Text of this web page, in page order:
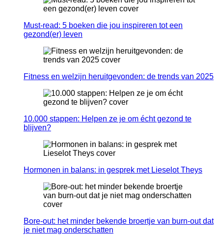
Must-read: 5 boeken die jou inspireren tot een
gezond(er) leven
Fitness en welzijn heruitgevonden: de trends van 2025
10.000 stappen: Helpen ze je om écht gezond te
blijven?
Hormonen in balans: in gesprek met Lieselot Theys
Bore-out: het minder bekende broertje van burn-out dat
je niet mag onderschatten